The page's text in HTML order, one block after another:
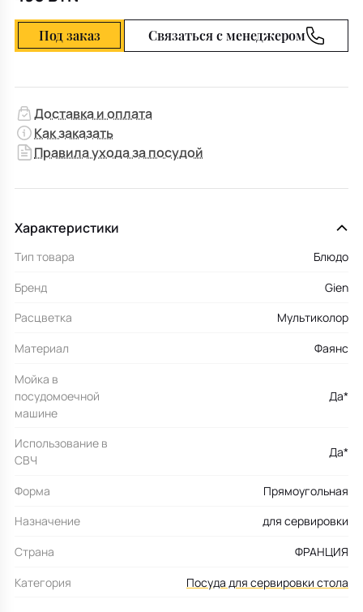
Под заказ Связаться с менеджером
Доставка и оплата
Как заказать
Правила ухода за посудой
Характеристики
Тип товара
Блюдо
Бренд
Gien
Расцветка
Мультиколор
Материал
Фаянс
Мойка в
посудомоечной
машине
Да*
Использование в
СВЧ
Да*
Форма
Прямоугольная
Назначение
для сервировки
Страна
ФРАНЦИЯ
Категория
Посуда для сервировки стола